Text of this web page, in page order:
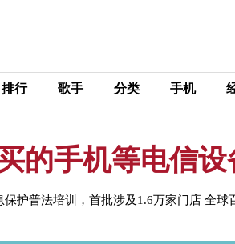
排行 歌手 分类 手机
的手机等电信
保护普法培训，首批涉及1.6万家门店 全球